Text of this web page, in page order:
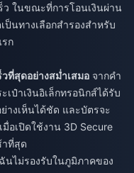
ว ในขณะที่การโอนเงินผ่าน
นทางเลือกสำรองสำหรับ
ก
ที่สุดอย่างสม่ำเสมอ จากคำ
ป๋าเงินอิเล็กทรอนิกส์ได้รับ
างเห็นได้ชัด และบัตรจะ
มื่อเปิดใช้งาน 3D Secure
ที่สุด
นไม่รองรับในภูมิภาคของ